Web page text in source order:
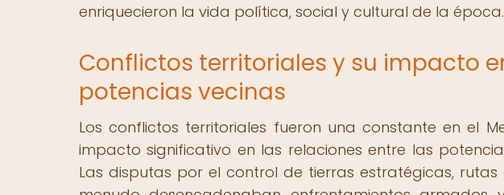
enriquecieron la vida política, social y cultural de la época.
Conflictos territoriales y su impacto
potencias vecinas
Los conflictos territoriales fueron una constante en el
impacto significativo en las relaciones entre las
Las disputas por el control de tierras estratégicas,